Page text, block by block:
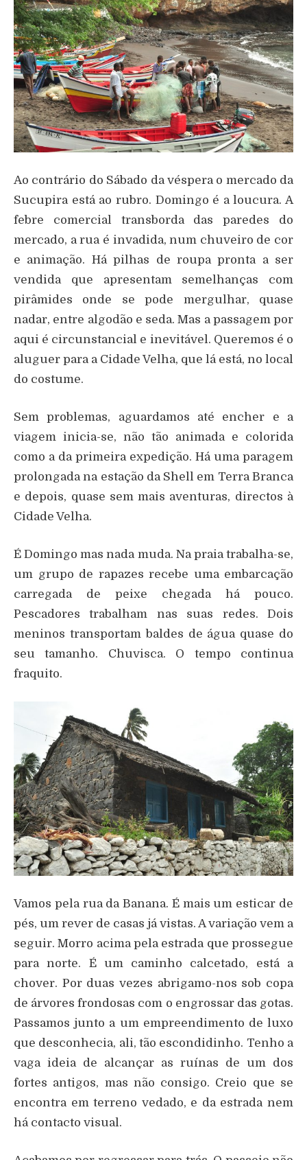
Ao contrário do Sábado da véspera o mercado da
Sucupira está ao rubro. Domingo é a loucura. A
febre comercial transborda das paredes do
mercado, a rua é invadida, num chuveiro de cor
e animação. Há pilhas de roupa pronta a ser
vendida que apresentam semelhanças com
pirâmides onde se pode mergulhar, quase
nadar, entre algodão e seda. Mas a passagem por
aqui é circunstancial e inevitável. Queremos é o
aluguer para a Cidade Velha, que lá está, no local
do costume.
Sem problemas, aguardamos até encher e a
viagem inicia-se, não tão animada e colorida
como a da primeira expedição. Há uma paragem
prolongada na estação da Shell em Terra Branca
e depois, quase sem mais aventuras, directos à
Cidade Velha.
É Domingo mas nada muda. Na praia trabalha-se,
um grupo de rapazes recebe uma embarcação
carregada de peixe chegada há pouco.
Pescadores trabalham nas suas redes. Dois
meninos transportam baldes de água quase do
seu tamanho. Chuvisca. O tempo continua
fraquito.
Vamos pela rua da Banana. É mais um esticar de
pés, um rever de casas já vistas. A variação vem a
seguir. Morro acima pela estrada que prossegue
para norte. É um caminho calcetado, está a
chover. Por duas vezes abrigamo-nos sob copa
de árvores frondosas com o engrossar das gotas.
Passamos junto a um empreendimento de luxo
que desconhecia, ali, tão escondidinho. Tenho a
vaga ideia de alcançar as ruínas de um dos
fortes antigos, mas não consigo. Creio que se
encontra em terreno vedado, e da estrada nem
há contacto visual.